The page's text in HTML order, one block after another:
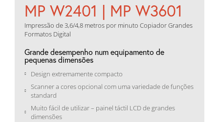
MP W2401 | MP W3601
Impressão de 3,6/4,8 metros por minuto Copiador Grandes
Formatos Digital
Grande desempenho num equipamento de
pequenas dimensões
Design extremamente compacto
Scanner a cores opcional com uma variedade de funções
standard
Muito fácil de utilizar – painel táctil LCD de grandes
dimensões